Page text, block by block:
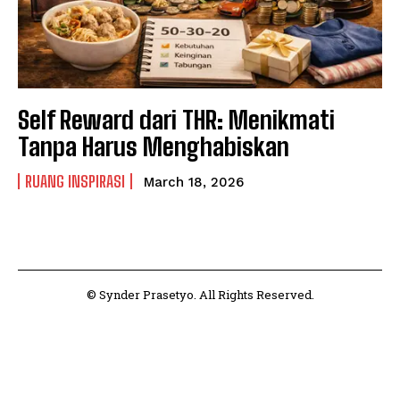
Self Reward dari THR: Menikmati
Tanpa Harus Menghabiskan
RUANG INSPIRASI March 18, 2026
© Synder Prasetyo. All Rights Reserved.